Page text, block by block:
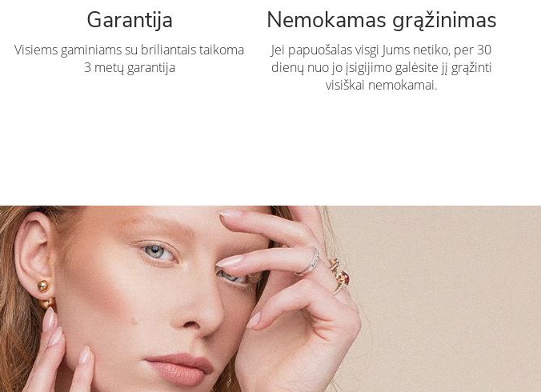
Garantija
Visiems gaminiams su briliantais taikoma
3 metų garantija
Nemokamas grąžinimas
Jei papuošalas visgi Jums netiko, per 30
dienų nuo jo įsigijimo galėsite jį grąžinti
visiškai nemokamai.